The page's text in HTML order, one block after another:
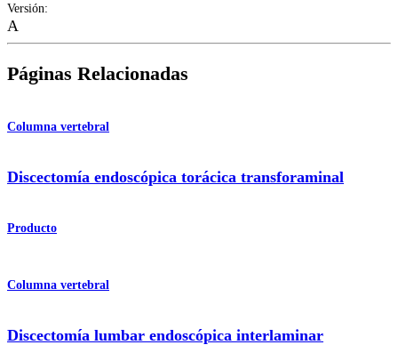
Versión:
A
Páginas Relacionadas
Columna vertebral
Discectomía endoscópica torácica transforaminal
Producto
Columna vertebral
Discectomía lumbar endoscópica interlaminar